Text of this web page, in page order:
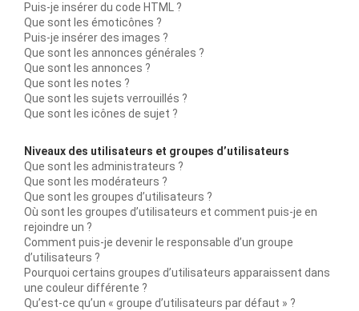
Puis-je insérer du code HTML ?
Que sont les émoticônes ?
Puis-je insérer des images ?
Que sont les annonces générales ?
Que sont les annonces ?
Que sont les notes ?
Que sont les sujets verrouillés ?
Que sont les icônes de sujet ?
Niveaux des utilisateurs et groupes d’utilisateurs
Que sont les administrateurs ?
Que sont les modérateurs ?
Que sont les groupes d’utilisateurs ?
Où sont les groupes d’utilisateurs et comment puis-je en
rejoindre un ?
Comment puis-je devenir le responsable d’un groupe
d’utilisateurs ?
Pourquoi certains groupes d’utilisateurs apparaissent dans
une couleur différente ?
Qu’est-ce qu’un « groupe d’utilisateurs par défaut » ?